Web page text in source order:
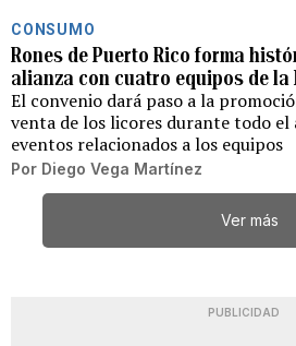
CONSUMO
Rones de Puerto Rico forma
alianza con cuatro equipos de la
El convenio dará paso a la
venta de los licores durante todo el
eventos relacionados a los equipos
Por Diego Vega Martínez
Ver más
PUBLICIDAD